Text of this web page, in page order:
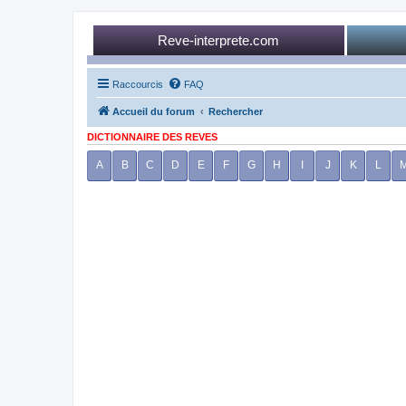
Reve-interprete.com
Raccourcis FAQ
Accueil du forum Rechercher
DICTIONNAIRE DES REVES
A B C D E F G H J K L M